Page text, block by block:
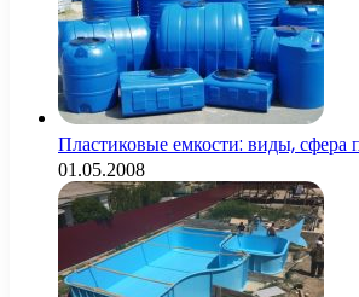
Пластиковые емкости: виды, сфера
01.05.2008